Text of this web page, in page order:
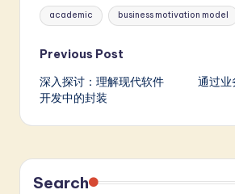
Tags:
academic business motivation model
Post
navigation
Previous Post
深入探讨：理解现代软件
开发中的封装
通过业
Search